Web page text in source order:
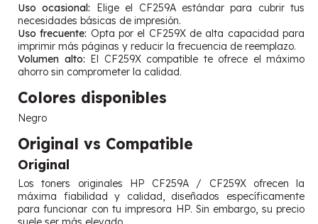
Uso ocasional: Elige el CF259A estándar para cubrir tus
necesidades básicas de impresión.
Uso frecuente: Opta por el CF259X de alta capacidad para
imprimir más páginas y reducir la frecuencia de reemplazo.
Volumen alto: El CF259X compatible te ofrece el máximo
ahorro sin comprometer la calidad.
Colores disponibles
Negro
Original vs Compatible
Original
Los toners originales HP CF259A / CF259X ofrecen la
máxima fiabilidad y calidad, diseñados específicamente
para funcionar con tu impresora HP. Sin embargo, su precio